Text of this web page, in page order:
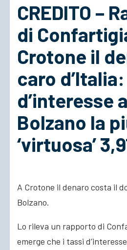
Cosa Facciamo
ACCEDI
CREDITO –
di
Crotone il
caro
d’interesse
Bolzano la
‘virtuosa’
A Crotone il denaro costa il
Bolzano.
Lo rileva un rapporto di
emerge che i tassi